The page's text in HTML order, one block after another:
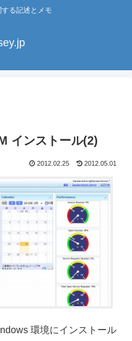
る記述とメモ
インストール(2)
2012.02.25 2012.05.01
環境にインストール